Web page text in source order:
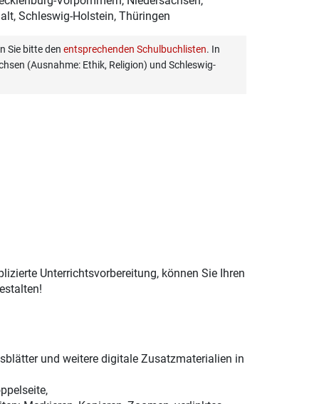
Schleswig-Holstein, Thüringen
Sie bitte den entsprechenden Schulbuchlisten. In
(Ausnahme: Ethik, Religion) und Schleswig-
Unterrichtsvorbereitung, können Sie Ihren
und weitere digitale Zusatzmaterialien in